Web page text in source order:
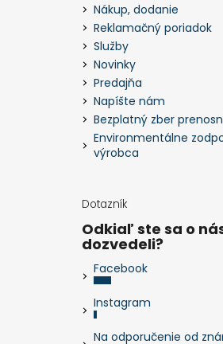
Nákup, dodanie
Reklamačný poriadok
Služby
Novinky
Predajňa
Napíšte nám
Bezplatný zber
Environmentálne
výrobca
Dotazník
Odkiaľ ste sa o
dozvedeli?
Facebook
Instagram
Na odporučenie od